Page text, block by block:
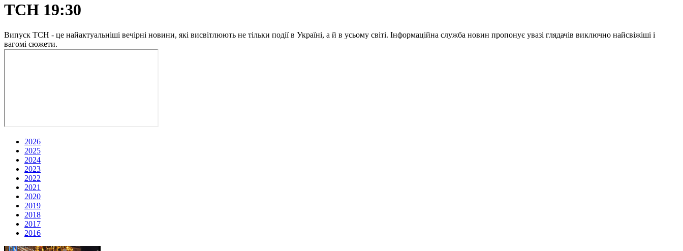
ТСН 19:30
Випуск ТСН - це найактуальніші вечірні новини, які висвітлюють не тільки події в Україні, а й в усьому світі. Інформаційна служба новин пропонує увазі глядачів виключно найсвіжіші і
вагомі сюжети.
2026
2025
2024
2023
2022
2021
2020
2019
2018
2017
2016